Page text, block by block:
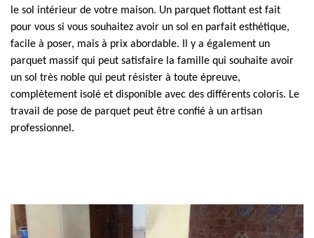
le sol intérieur de votre maison. Un parquet flottant est fait
pour vous si vous souhaitez avoir un sol en parfait esthétique,
facile à poser, mais à prix abordable. Il y a également un
parquet massif qui peut satisfaire la famille qui souhaite avoir
un sol très noble qui peut résister à toute épreuve,
complètement isolé et disponible avec des différents coloris. Le
travail de pose de parquet peut être confié à un artisan
professionnel.